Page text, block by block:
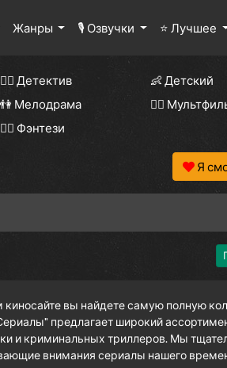
Жанры 🎙 Озвучки ⭐ Лучшее
🕵️‍♂️ Детектив 👶 Детский
👫 Мелодрама 🧚‍♀️
🧝‍♂️ Фэнтези
Я
вы найдете самую полную
предлагает широкий
и криминальных триллеров. Мы
внимания сериалы нашего